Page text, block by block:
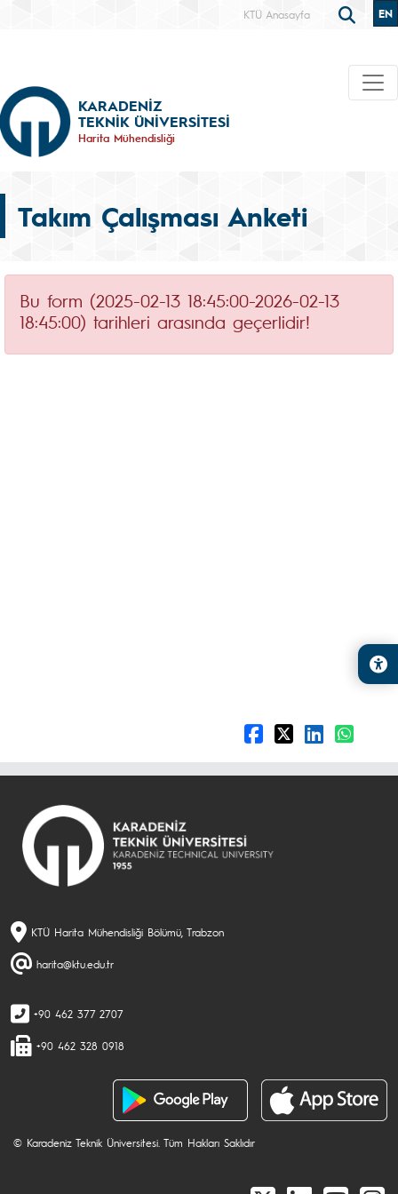
KTÜ Anasayfa EN
KARADENİZ
TEKNİK ÜNİVERSİTESİ
Harita Mühendisliği
Takım Çalışması Anketi
Bu form (2025-02-13 18:45:00-2026-02-13
18:45:00) tarihleri arasında geçerlidir!
KTÜ Harita Mühendisliği Bölümü, Trabzon
harita@ktu.edu.tr
+90 462 377 2707
+90 462 328 0918
© Karadeniz Teknik Üniversitesi. Tüm Hakları Saklıdır